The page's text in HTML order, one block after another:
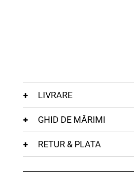
LIVRARE
GHID DE MĂRIMI
RETUR & PLATA